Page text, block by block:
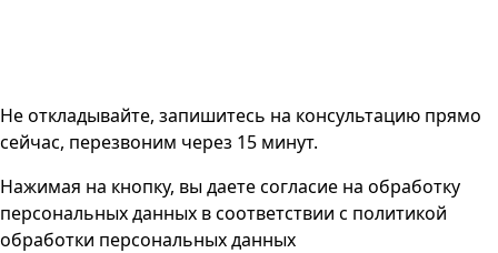
Не откладывайте, запишитесь на консультацию прямо
сейчас, перезвоним через 15 минут.
Нажимая на кнопку, вы даете согласие на обработку
персональных данных в соответствии с политикой
обработки персональных данных